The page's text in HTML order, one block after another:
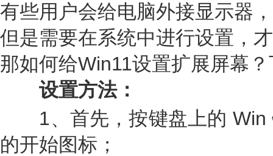
有些用户会给电脑外接显示器
但是需要在系统中进行设置，
那如何给Win11设置扩展屏幕
设置方法：
1、首先，按键盘上的 Win
的开始图标；